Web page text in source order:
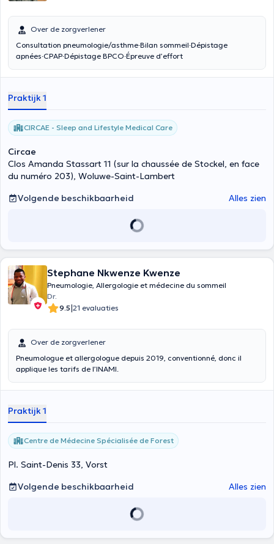
Over de zorgverlener
Consultation pneumologie/asthme·Bilan sommeil·Dépistage
apnées·CPAP·Dépistage BPCO·Épreuve d’effort
Praktijk 1
CIRCAE - Sleep and Lifestyle Medical Care
Circae
Clos Amanda Stassart 11 (sur la chaussée de Stockel, en face
du numéro 203), Woluwe-Saint-Lambert
Volgende beschikbaarheid
Alles zien
Stephane Nkwenze Kwenze
Pneumologie, Allergologie et médecine du sommeil
Dr.
9.5|21 evaluaties
Over de zorgverlener
Pneumologue et allergologue depuis 2019, conventionné, donc il
applique les tarifs de l’INAMI.
Praktijk 1
Centre de Médecine Spécialisée de Forest
Pl. Saint-Denis 33, Vorst
Volgende beschikbaarheid
Alles zien